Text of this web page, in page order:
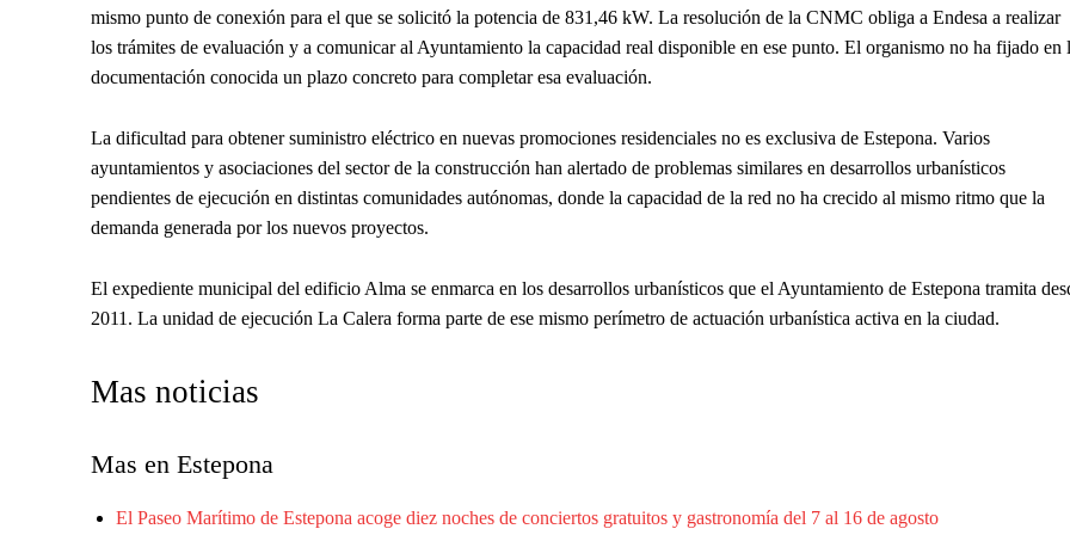
mismo punto de conexión para el que se solicitó la potencia de 831,46 kW. La resolución de la CNMC obliga a Endesa a realizar
los trámites de evaluación y a comunicar al Ayuntamiento la capacidad real disponible en ese punto. El organismo no ha fijado en
documentación conocida un plazo concreto para completar esa evaluación.
La dificultad para obtener suministro eléctrico en nuevas promociones residenciales no es exclusiva de Estepona. Varios
ayuntamientos y asociaciones del sector de la construcción han alertado de problemas similares en desarrollos urbanísticos
pendientes de ejecución en distintas comunidades autónomas, donde la capacidad de la red no ha crecido al mismo ritmo que la
demanda generada por los nuevos proyectos.
El expediente municipal del edificio Alma se enmarca en los desarrollos urbanísticos que el Ayuntamiento de Estepona tramita
2011. La unidad de ejecución La Calera forma parte de ese mismo perímetro de actuación urbanística activa en la ciudad.
Mas noticias
Mas en Estepona
El Paseo Marítimo de Estepona acoge diez noches de conciertos gratuitos y gastronomía del 7 al 16 de agosto